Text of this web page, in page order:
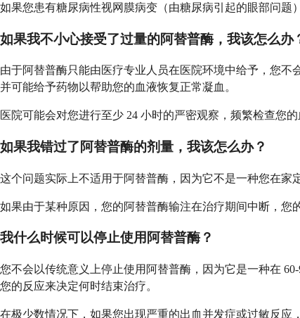
如果您患有糖尿病性视网膜病变（由糖尿病引起的眼部问题
如果我不小心接受了过量的阿替普酶，我该怎么办
由于阿替普酶只能由医疗专业人员在医院环境中给予，您
并可能给予药物以帮助您的血液恢复正常凝血。
医院可能会对您进行至少 24 小时的严密观察，频繁检查您
如果我错过了阿替普酶的剂量，我该怎么办？
这个问题实际上不适用于阿替普酶，因为它不是一种您在家
如果由于某种原因，您的阿替普酶输注在治疗期间中断，您
我什么时候可以停止使用阿替普酶？
您不会以传统意义上停止使用阿替普酶，因为它是一种在
您的反应来决定何时结束治疗。
在极少数情况下，如果您出现严重的出血并发症或过敏反应